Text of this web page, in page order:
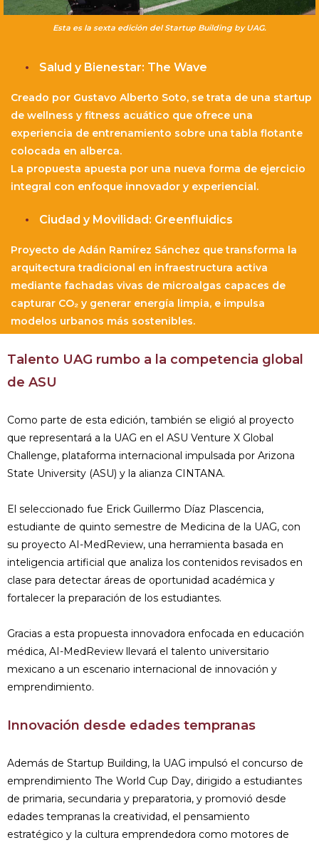
Esta es la sexta edición del Startup Building by UAG.
Salud y Bienestar: The Wave
Creado por Gustavo Alberto Soto, se trata de una startup
de wellness y fitness acuático que ofrece una
experiencia de entrenamiento sobre una tabla flotante
colocada en alberca.
La propuesta apuesta por una nueva forma de ejercicio
integral con enfoque innovador y experiencial.
Ciudad y Movilidad: Greenfluidics
Proyecto de Adán Ramírez Sánchez que transforma la
arquitectura tradicional en infraestructura activa
mediante fachadas vivas de microalgas capaces de
capturar CO₂ y generar energía limpia, e impulsa
modelos urbanos más sostenibles.
Talento UAG rumbo a la competencia global
de ASU
Como parte de esta edición, también se eligió al proyecto
que representará a la UAG en el ASU Venture X Global
Challenge, plataforma internacional impulsada por Arizona
State University (ASU) y la alianza CINTANA.
El seleccionado fue Erick Guillermo Díaz Plascencia,
estudiante de quinto semestre de Medicina de la UAG, con
su proyecto AI-MedReview, una herramienta basada en
inteligencia artificial que analiza los contenidos revisados en
clase para detectar áreas de oportunidad académica y
fortalecer la preparación de los estudiantes.
Gracias a esta propuesta innovadora enfocada en educación
médica, AI-MedReview llevará el talento universitario
mexicano a un escenario internacional de innovación y
emprendimiento.
Innovación desde edades tempranas
Además de Startup Building, la UAG impulsó el concurso de
emprendimiento The World Cup Day, dirigido a estudiantes
de primaria, secundaria y preparatoria, y promovió desde
edades tempranas la creatividad, el pensamiento
estratégico y la cultura emprendedora como motores de